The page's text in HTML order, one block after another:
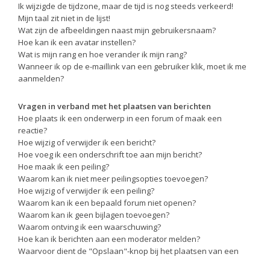
Ik wijzigde de tijdzone, maar de tijd is nog steeds verkeerd!
Mijn taal zit niet in de lijst!
Wat zijn de afbeeldingen naast mijn gebruikersnaam?
Hoe kan ik een avatar instellen?
Wat is mijn rang en hoe verander ik mijn rang?
Wanneer ik op de e-maillink van een gebruiker klik, moet ik me
aanmelden?
Vragen in verband met het plaatsen van berichten
Hoe plaats ik een onderwerp in een forum of maak een
reactie?
Hoe wijzig of verwijder ik een bericht?
Hoe voeg ik een onderschrift toe aan mijn bericht?
Hoe maak ik een peiling?
Waarom kan ik niet meer peilingsopties toevoegen?
Hoe wijzig of verwijder ik een peiling?
Waarom kan ik een bepaald forum niet openen?
Waarom kan ik geen bijlagen toevoegen?
Waarom ontving ik een waarschuwing?
Hoe kan ik berichten aan een moderator melden?
Waarvoor dient de "Opslaan"-knop bij het plaatsen van een